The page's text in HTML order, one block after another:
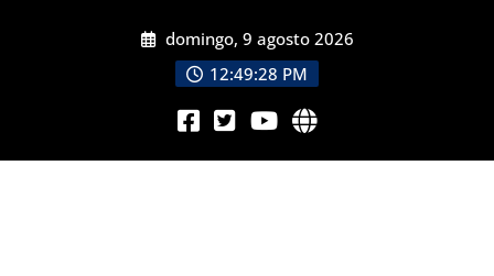
domingo, 9 agosto 2026
12:49:29 PM